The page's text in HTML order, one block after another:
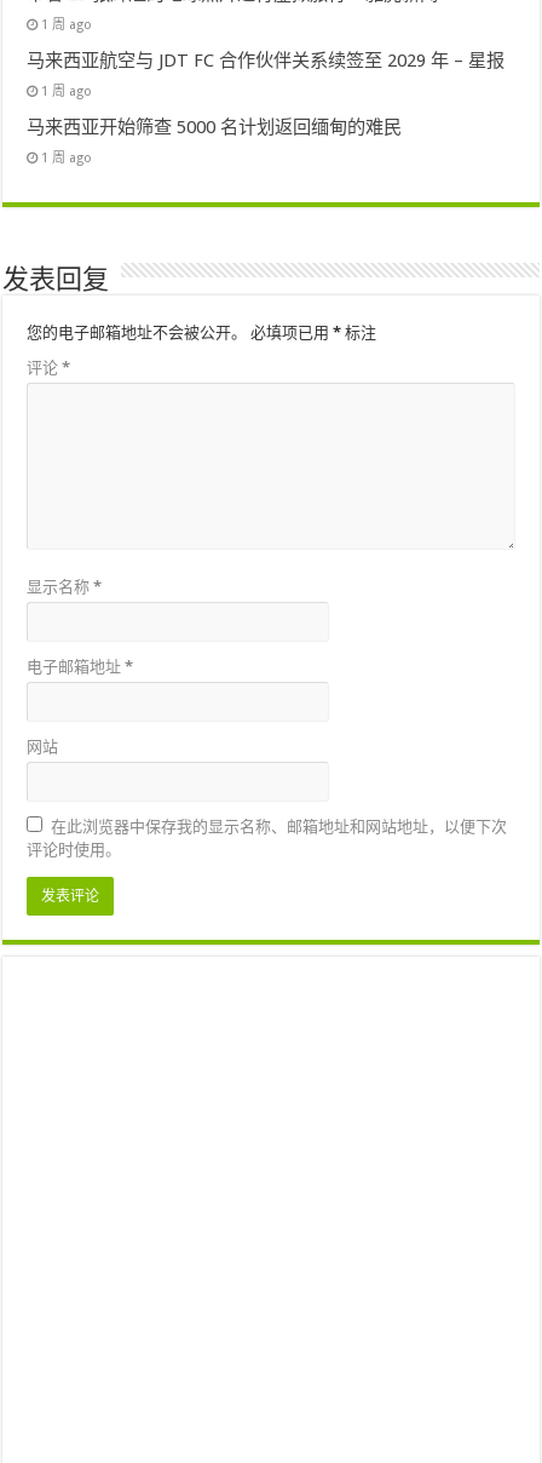
1 周 ago
马来西亚航空与 JDT FC 合作伙伴关系续签至 2029 年 – 星报
1 周 ago
马来西亚开始筛查 5000 名计划返回缅甸的难民
1 周 ago
发表回复
您的电子邮箱地址不会被公开。 必填项已用* 标注
评论*
显示名称*
电子邮箱地址*
网站
在此浏览器中保存我的显示名称、邮箱地址和网站地址，以便下次
评论时使用。